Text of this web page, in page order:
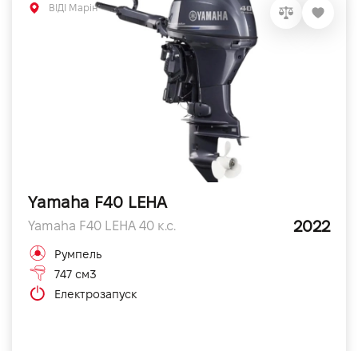
Yamaha F40 LEHA
Yamaha F40 LEHA 40 к.с. 2022
Румпель
747 см3
Електрозапуск
ВІДІ Марін